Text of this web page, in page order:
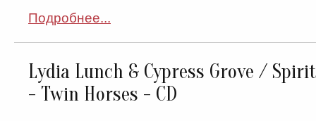
Подробнее...
Lydia Lunch & Cypress Grove /
‎- Twin Horses - CD